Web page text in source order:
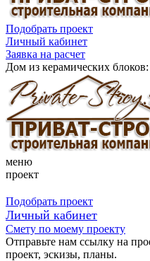
Подобрать проект
Личный кабинет
Заявка на расчет
Дом из керамических
меню
проект
Подобрать проект
Личный кабинет
Смету по моему проекту
Отправьте нам ссылку на
проект, эскизы, планы.